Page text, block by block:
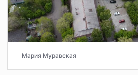
Мария Муравская